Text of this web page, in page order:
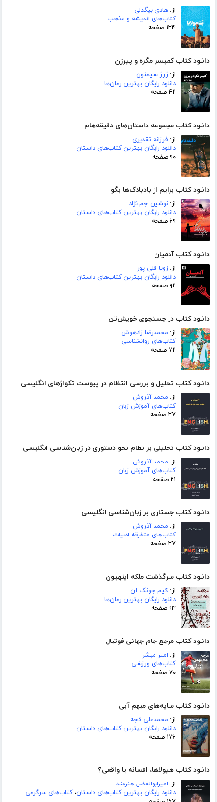
از: هادی بیگدلی
کتاب‌های اندیشه و مذهب
۱۳۴ صفحه
دانلود کتاب کمیسر مگره و پیرزن
از:ژرژ سیمنون
دانلود رایگان بهترین رمان‌ها
۴۲ صفحه
دانلود کتاب مجموعه داستان‌های دقیقه‌هام
از: فرزانه تقدیری
دانلود رایگان بهترین کتاب‌های داستان
۹۰ صفحه
دانلود کتاب برایم از بادبادک‌ها بگو
از: نوشین جم نژاد
دانلود رایگان بهترین کتاب‌های داستان
۶۹ صفحه
دانلود کتاب آدمیان
از: زویا قلی پور
دانلود رایگان بهترین کتاب‌های داستان
۹۲ صفحه
دانلود کتاب در جستجوی خویش‌تن
از: محمدرضا زادهوش
کتاب‌های روانشناسی
۷۲ صفحه
دانلود کتاب تحلیل و بررسی انتظام در پیوست تکواژهای انگلیسی
از: محمد آذروش
کتاب‌های آموزش زبان
۳۷ صفحه
دانلود کتاب تحلیلی بر نظام نحو دستوری در زبان‌شناسی انگلیسی
از: محمد آذروش
کتاب‌های آموزش زبان
۲۱ صفحه
دانلود کتاب جستاری بر زبان‌شناسی انگلیسی
از: محمد آذروش
کتاب‌های متفرقه ادبیات
۳۷ صفحه
دانلود کتاب سرگذشت ملکه اینهیون
از: کیم جونگ آن
دانلود رایگان بهترین رمان‌ها
۹۳ صفحه
دانلود کتاب مرجع جام جهانی فوتبال
از: امیر مبشر
کتاب‌های ورزشی
۷۰ صفحه
دانلود کتاب سایه‌های مبهم آبی
از: محمدعلی قجه
دانلود رایگان بهترین کتاب‌های داستان
۱۷۶ صفحه
دانلود کتاب هیولاها، افسانه یا واقعی؟
از: امیرابوالفضل هنرمند
دانلود رایگان بهترین کتاب‌های داستان، کتاب‌های سرگرمی